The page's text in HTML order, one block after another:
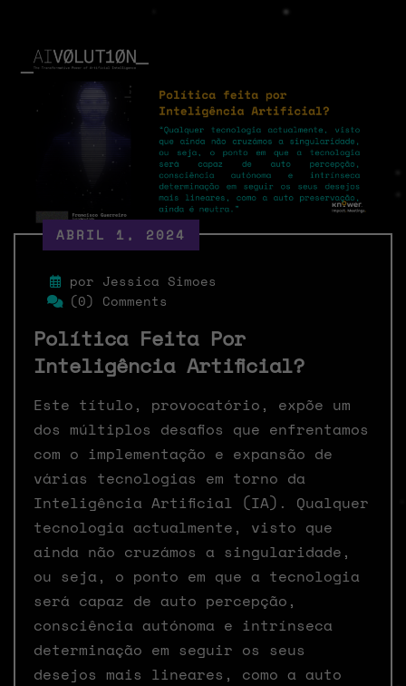
ABRIL 1, 2024
por Jessica Simoes
(0) Comments
Política Feita Por
Inteligência Artificial?
Este título, provocatório, expõe um
dos múltiplos desafios que enfrentamos
com o implementação e expansão de
várias tecnologias em torno da
Inteligência Artificial (IA). Qualquer
tecnologia actualmente, visto que
ainda não cruzámos a singularidade,
ou seja, o ponto em que a tecnologia
será capaz de auto percepção,
consciência autónoma e intrínseca
determinação em seguir os seus
desejos mais lineares, como a auto